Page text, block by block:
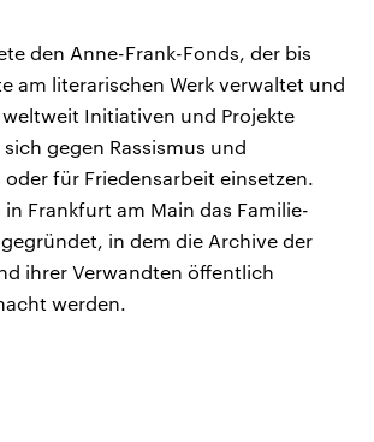
den Anne-Frank-Fonds, der bis
am literarischen Werk verwaltet und
Initiativen und Projekte
gegen Rassismus und
für Friedensarbeit einsetzen.
in Frankfurt am Main das Familie-
in dem die Archive der
ihrer Verwandten öffentlich
werden.